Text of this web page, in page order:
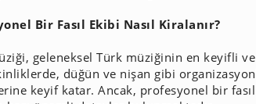
Bir Fasıl Ekibi Nasıl Kiralanır?
geleneksel Türk müziğinin en keyifli
düğün ve nişan gibi
keyif katar. Ancak, profesyonel bir